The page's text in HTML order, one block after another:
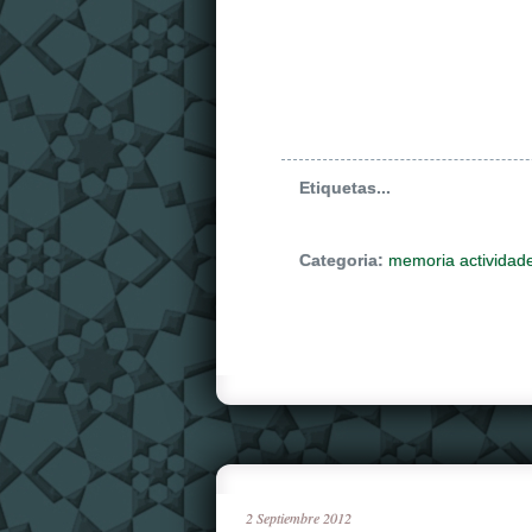
Etiquetas...
Categoria: memoria
2Septiembre 2012